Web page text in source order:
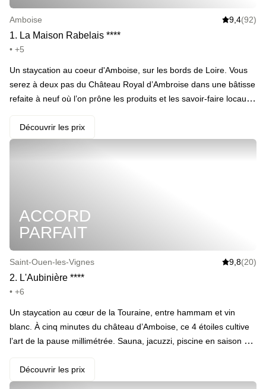
Amboise 9,4(92)
1. La Maison Rabelais ****
• +5
Un staycation au coeur d'Amboise, sur les bords de Loire. Vous
serez à deux pas du Château Royal d’Ambroise dans une bâtisse
refaite à neuf où l’on prône les produits et les savoir-faire locaux.
pour le Château Royal d’Amboise et les petits-déjeuners du
lendemain. · ️ Le highlight : Du bar le soir jusqu’à votre table de
Découvrir les prix
ACCORD
PARFAIT
Saint-Ouen-les-Vignes 9,8(20)
2. L'Aubinière ****
• +6
Un staycation au cœur de la Touraine, entre hammam et vin
blanc. À cinq minutes du château d’Amboise, ce 4 étoiles cultive
l’art de la pause millimétrée. Sauna, jacuzzi, piscine en saison et
face au parc. Aux manettes des fourneaux, un chef inspiré ; à la
cave, Vouvray et Montlouis alignés comme à la parade. Les
Découvrir les prix